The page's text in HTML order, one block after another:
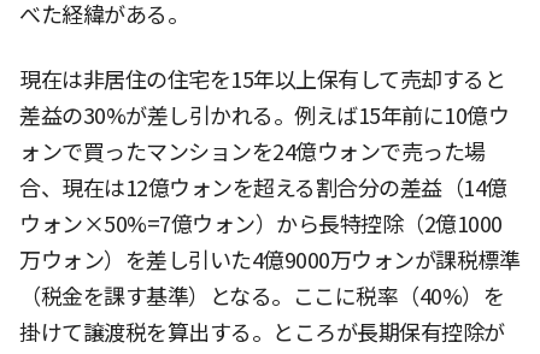
べた経緯がある。
現在は非居住の住宅を15年以上保有して売却すると
差益の30%が差し引かれる。例えば15年前に10億ウ
ォンで買ったマンションを24億ウォンで売った場
合、現在は12億ウォンを超える割合分の差益（14億
ウォン×50%=7億ウォン）から長特控除（2億1000
万ウォン）を差し引いた4億9000万ウォンが課税標準
（税金を課す基準）となる。ここに税率（40%）を
掛けて譲渡税を算出する。ところが長期保有控除が